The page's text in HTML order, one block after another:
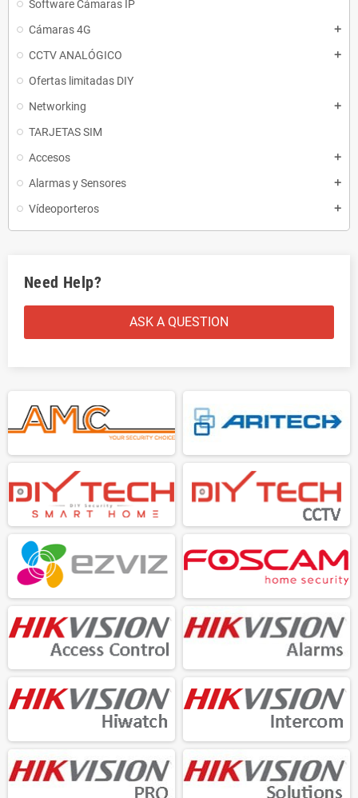
Software Cámaras IP
Cámaras 4G
add
CCTV ANALÓGICO add
Ofertas limitadas DIY
Networking
add
TARJETAS SIM
Accesos
add
Alarmas y Sensores add
Vídeoporteros add
Need Help?
ASK A QUESTION